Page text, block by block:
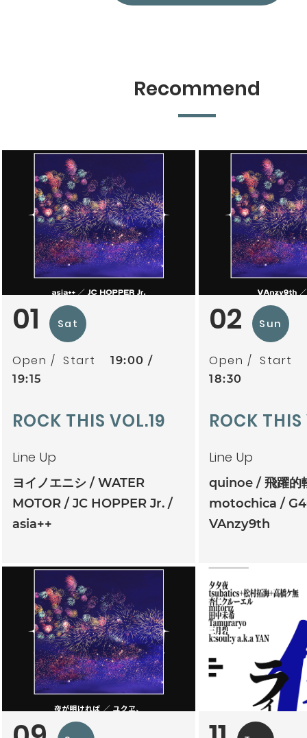
Recommend
01 Sat
Open Start
19:00
19:15
ROCK THIS VOL.19
Line Up
ヨイノエニシ
WATER
MOTOR
JC HOPPER Jr.
asia++
02 Sun
Open Start
18:30
ROCK
Line Up
quinoe
飛躍的
motochica
VAnzy9th